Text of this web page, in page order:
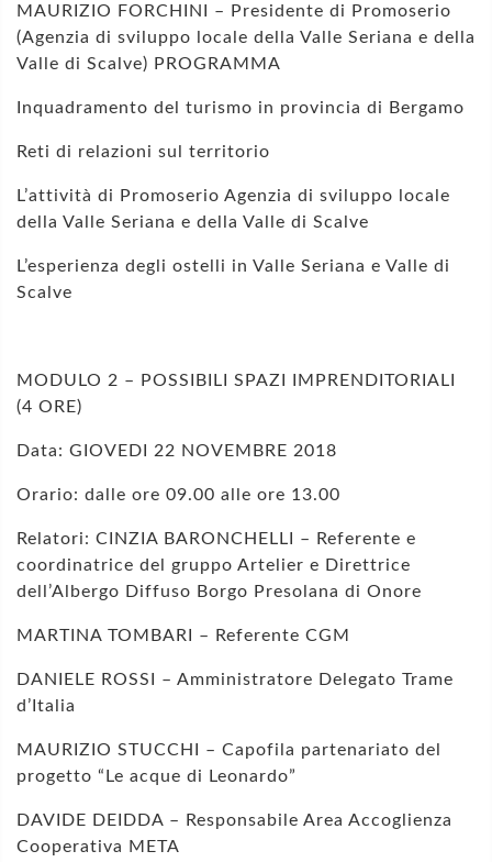
MAURIZIO FORCHINI – Presidente di Promoserio
(Agenzia di sviluppo locale della Valle Seriana e della
Valle di Scalve) PROGRAMMA
Inquadramento del turismo in provincia di Bergamo
Reti di relazioni sul territorio
L’attività di Promoserio Agenzia di sviluppo locale
della Valle Seriana e della Valle di Scalve
L’esperienza degli ostelli in Valle Seriana e Valle di
Scalve
MODULO 2 – POSSIBILI SPAZI IMPRENDITORIALI
(4 ORE)
Data: GIOVEDI 22 NOVEMBRE 2018
Orario: dalle ore 09.00 alle ore 13.00
Relatori: CINZIA BARONCHELLI – Referente e
coordinatrice del gruppo Artelier e Direttrice
dell’Albergo Diffuso Borgo Presolana di Onore
MARTINA TOMBARI – Referente CGM
DANIELE ROSSI – Amministratore Delegato Trame
d’Italia
MAURIZIO STUCCHI – Capofila partenariato del
progetto “Le acque di Leonardo”
DAVIDE DEIDDA – Responsabile Area Accoglienza
Cooperativa META